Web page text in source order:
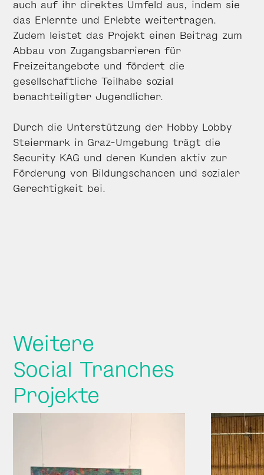
auch auf ihr direktes Umfeld aus, indem sie
das Erlernte und Erlebte weitertragen.
Zudem leistet das Projekt einen Beitrag zum
Abbau von Zugangsbarrieren für
Freizeitangebote und fördert die
gesellschaftliche Teilhabe sozial
benachteiligter Jugendlicher.
Durch die Unterstützung der Hobby Lobby
Steiermark in Graz-Umgebung trägt die
Security KAG und deren Kunden aktiv zur
Förderung von Bildungschancen und sozialer
Gerechtigkeit bei.
Weitere
Social Tranches
Projekte